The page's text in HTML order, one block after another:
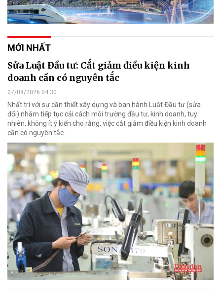
MỚI NHẤT
Sửa Luật Đầu tư: Cắt giảm điều kiện kinh
doanh cần có nguyên tắc
07/08/2026 04:30
Nhất trí với sự cần thiết xây dựng và ban hành Luật Đầu tư (sửa
đổi) nhằm tiếp tục cải cách môi trường đầu tư, kinh doanh, tuy
nhiên, không ít ý kiến cho rằng, việc cắt giảm điều kiện kinh doanh
cần có nguyên tắc.